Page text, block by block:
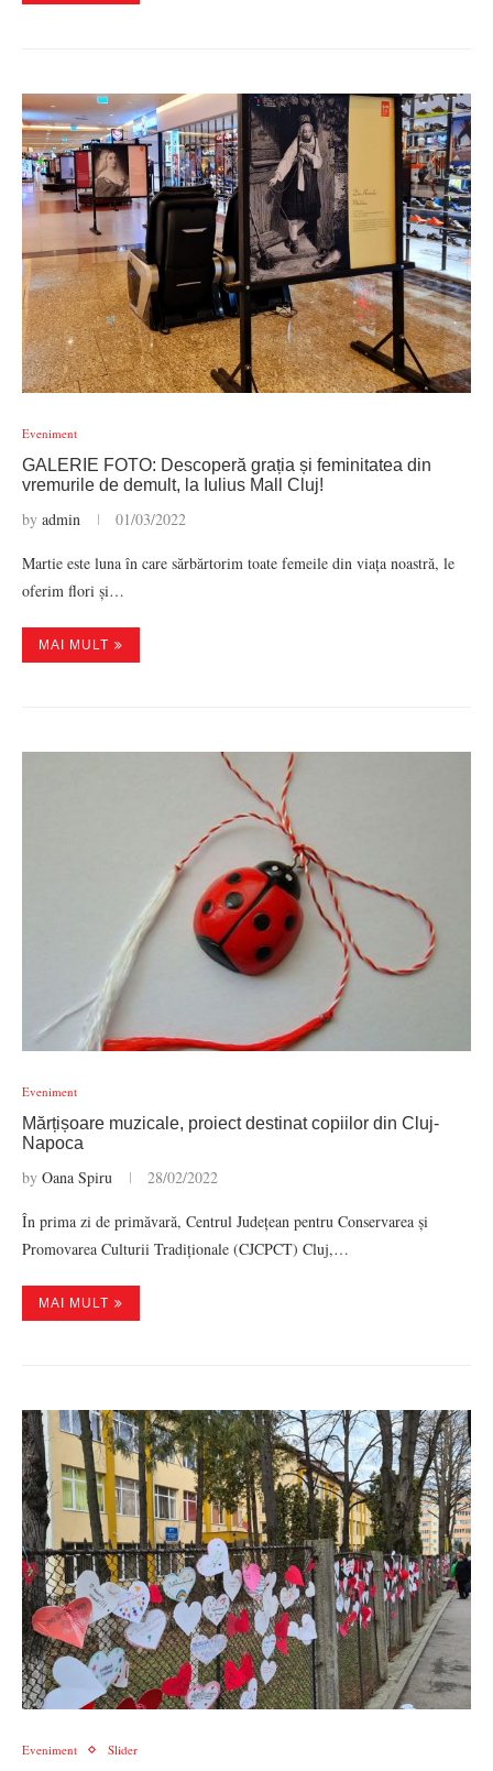
Eveniment
GALERIE FOTO: Descoperă grația și feminitatea din
vremurile de demult, la Iulius Mall Cluj!
by admin 01/03/2022
Martie este luna în care sărbărtorim toate femeile din viața noastră, le
oferim flori și…
MAI MULT
Eveniment
Mărțișoare muzicale, proiect destinat copiilor din Cluj-
Napoca
by Oana Spiru 28/02/2022
În prima zi de primăvară, Centrul Județean pentru Conservarea și
Promovarea Culturii Tradiționale (CJCPCT) Cluj,…
MAI MULT
Eveniment Slider